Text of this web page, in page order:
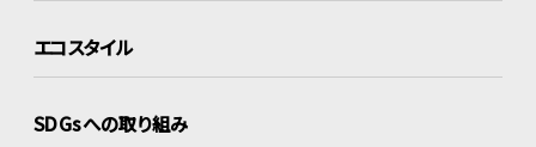
エコスタイル
SDGsへの取り組み